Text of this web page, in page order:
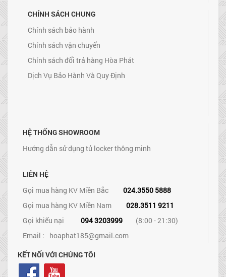
CHÍNH SÁCH CHUNG
Chính sách bảo hành
Chính sách vận chuyển
Chính sách đổi trả hàng Hòa Phát
Dịch Vụ Bảo Hành Và Quy Định
HỆ THỐNG SHOWROOM
Hướng dẫn sử dụng tủ locker thông minh
LIÊN HỆ
Gọi mua hàng KV Miền Bắc
024.3550 5888
Gọi mua hàng KV Miền Nam
028.3511 9211
Gọi khiếu nại
094 3203999
(8:00 - 21:30)
Email : hoaphat185@gmail.com
KẾT NỐI VỚI CHÚNG TÔI